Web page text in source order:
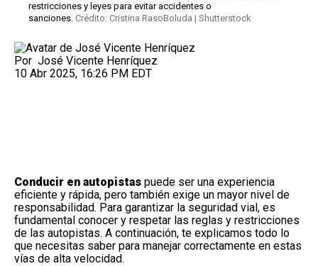
restricciones y leyes para evitar accidentes o
sanciones. Crédito: Cristina RasoBoluda | Shutterstock
Por José Vicente Henríquez
10 Abr 2025, 16:26 PM EDT
Conducir en autopistas puede ser una experiencia
eficiente y rápida, pero también exige un mayor nivel de
responsabilidad. Para garantizar la seguridad vial, es
fundamental conocer y respetar las reglas y restricciones
de las autopistas. A continuación, te explicamos todo lo
que necesitas saber para manejar correctamente en estas
vías de alta velocidad.